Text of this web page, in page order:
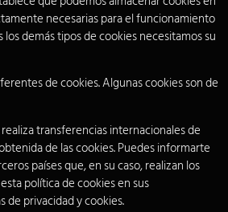
necesarias para el funcionamiento
los demás tipos de cookies necesitamos su
de cookies. Algunas cookies son de
transferencias internacionales de
de las cookies. Puedes informarte
países que, en su caso, realizan los
política de cookies en sus
privacidad y cookies.